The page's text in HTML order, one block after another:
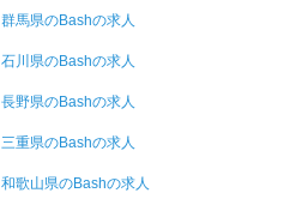
群馬県のBashの求人
石川県のBashの求人
長野県のBashの求人
三重県のBashの求人
和歌山県のBashの求人